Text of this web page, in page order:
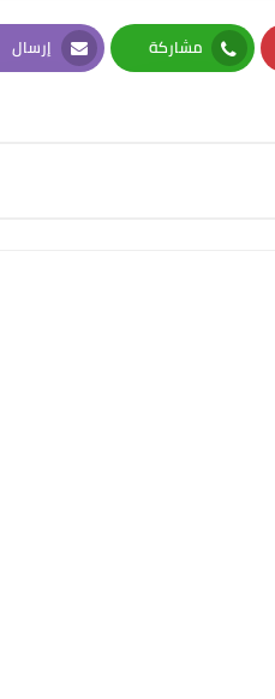
مشاركة
Whatsapp
إرسال
Email